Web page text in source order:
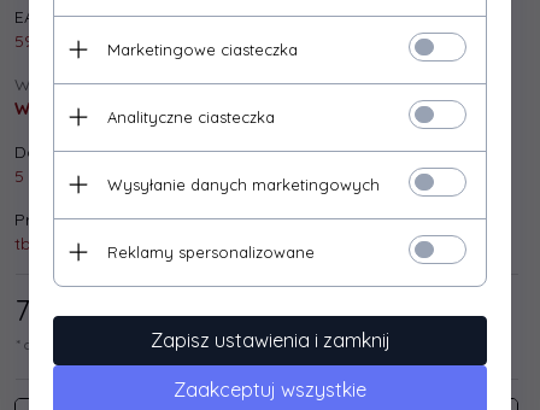
EAN:
5901500501712
Wysyłka:
Wysyłka gratis!
Dostępna ilość:
5 szt.
Producent:
tb print
77, 24 / 95,00 PLN*
* cena netto / brutto
Marketingowe ciasteczka
Analityczne ciasteczka
Wysyłanie danych marketingowych
Reklamy spersonalizowane
Zapisz ustawienia i zamknij
Zaakceptuj wszystkie